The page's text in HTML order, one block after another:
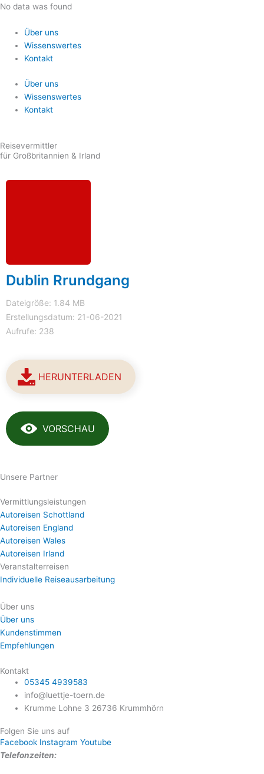
Zum
springen
No data was found
Über uns
Wissenswertes
Kontakt
Über uns
Wissenswertes
Kontakt
Reisevermittler
für Großbritannien & Irland
Dublin Rrundgang
Dateigröße: 1.84 MB
Erstellungsdatum: 21-06-2021
Aufrufe: 238
HERUNTERLADEN
VORSCHAU
Unsere Partner
Vermittlungsleistungen
Autoreisen Schottland
Autoreisen England
Autoreisen Wales
Autoreisen Irland
Veranstalterreisen
Individuelle Reiseausarbeitung
Über uns
Über uns
Kundenstimmen
Empfehlungen
Kontakt
05345 4939583
info@luettje-toern.de
Krumme Lohne 3 26736 Krummhörn
Folgen Sie uns auf
Facebook Instagram Youtube
Telefonzeiten: